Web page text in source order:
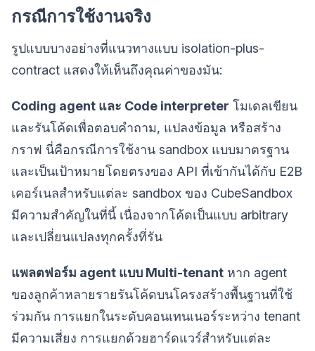
กรณีการใช้งานจริง
รูปแบบบางอย่างที่แนวทางแบบ isolation-plus-
contract แสดงให้เห็นถึงคุณค่าของมัน:
Coding agent และ Code interpreter โมเดลเขียน
และรันโค้ดเพื่อตอบคำถาม, แปลงข้อมูล หรือสร้าง
กราฟ นี่คือกรณีการใช้งาน sandbox แบบมาตรฐาน
และเป็นเป้าหมายโดยตรงของ API ที่เข้ากันได้กับ E2B
เคอร์เนลสำหรับแต่ละ sandbox ของ CubeSandbox
มีความสำคัญในที่นี้ เนื่องจากโค้ดเป็นแบบ arbitrary
และเปลี่ยนแปลงทุกครั้งที่รัน
แพลตฟอร์ม agent แบบ Multi-tenant หาก agent
ของลูกค้าหลายรายรันโค้ดบนโครงสร้างพื้นฐานที่ใช้
ร่วมกัน การแยกในระดับคอนเทนเนอร์ระหว่าง tenant
มีความเสี่ยง การแยกด้วยฮาร์ดแวร์สำหรับแต่ละ